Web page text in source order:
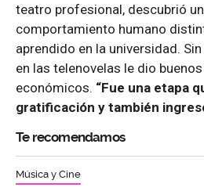
teatro profesional, descubrió
comportamiento humano
aprendido en la universidad.
en las telenovelas le dio
económicos. “Fue una etapa
gratificación y también
Te recomendamos
Música y Cine